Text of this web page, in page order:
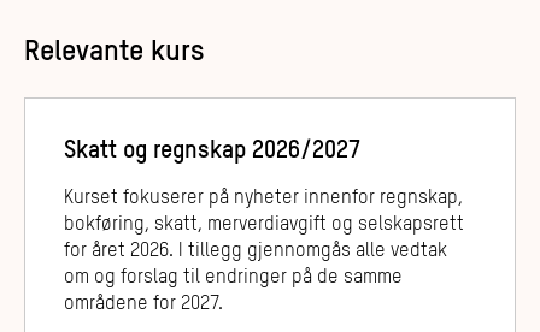
Relevante kurs
Skatt og regnskap 2026/2027
Kurset fokuserer på nyheter innenfor regnskap,
bokføring, skatt, merverdiavgift og selskapsrett
for året 2026. I tillegg gjennomgås alle vedtak
om og forslag til endringer på de samme
områdene for 2027.